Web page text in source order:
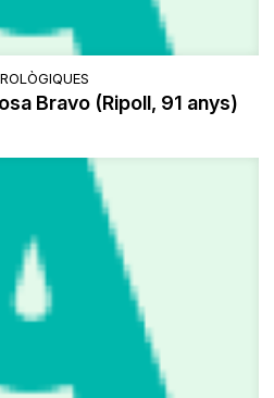
Bravo (Ripoll, 91 anys)